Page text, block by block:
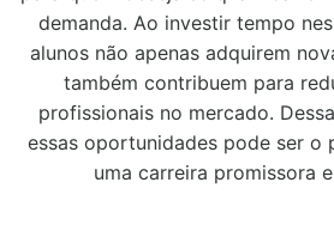
demanda. Ao investir tempo
alunos não apenas adquirem
também contribuem para
profissionais no mercado.
essas oportunidades pode ser o
uma carreira promissora